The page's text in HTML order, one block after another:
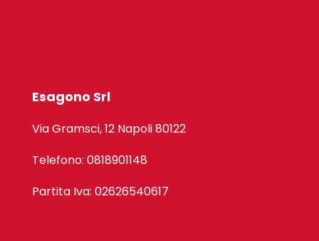
Esagono Srl
Via Gramsci, 12 Napoli 80122
Telefono: 0818901148
Partita Iva: 02626540617